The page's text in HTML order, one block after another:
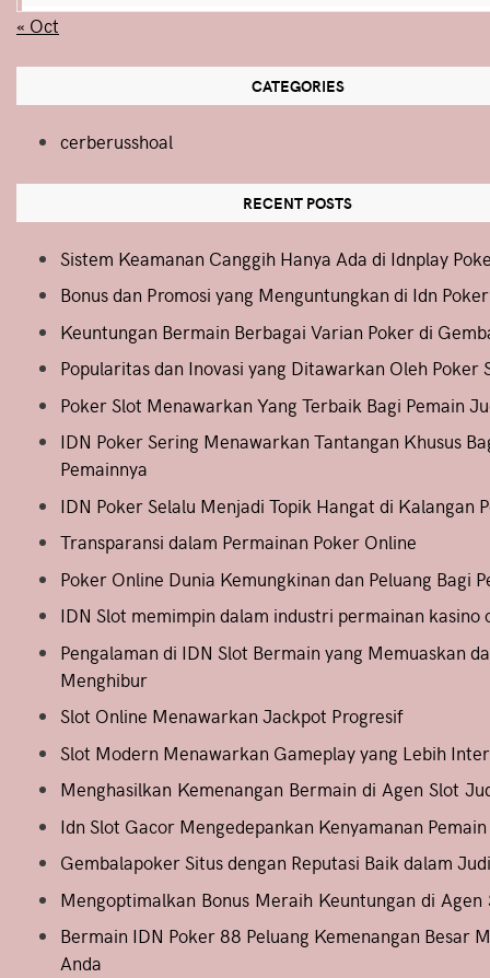
« Oct
CATEGORIES
cerberusshoal
RECENT POSTS
Sistem Keamanan Canggih Hanya Ada di Idnplay
Bonus dan Promosi yang Menguntungkan di Idn
Keuntungan Bermain Berbagai Varian Poker di
Popularitas dan Inovasi yang Ditawarkan Oleh Poker
Poker Slot Menawarkan Yang Terbaik Bagi Pemain
IDN Poker Sering Menawarkan Tantangan Khusus
Pemainnya
IDN Poker Selalu Menjadi Topik Hangat di Kalangan
Transparansi dalam Permainan Poker Online
Poker Online Dunia Kemungkinan dan Peluang Bagi
IDN Slot memimpin dalam industri permainan kasino
Pengalaman di IDN Slot Bermain yang Memuaskan
Menghibur
Slot Online Menawarkan Jackpot Progresif
Slot Modern Menawarkan Gameplay yang Lebih
Menghasilkan Kemenangan Bermain di Agen Slot
Idn Slot Gacor Mengedepankan Kenyamanan Pemain
Gembalapoker Situs dengan Reputasi Baik dalam
Mengoptimalkan Bonus Meraih Keuntungan di Agen
Bermain IDN Poker 88 Peluang Kemenangan Besar
Anda